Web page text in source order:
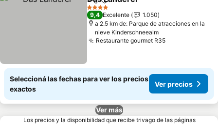
CompartirAñadir a favoritos
4 Estrellas
9,4 Excelente
1.050
a 2.5 km de: Parque de atracciones en la
nieve Kinderschneealm
Restaurante gourmet R35
Seleccioná las fechas para ver los precios
exactos
Ver precios
Ver más
Los precios y la disponibilidad que recibe trivago de las páginas